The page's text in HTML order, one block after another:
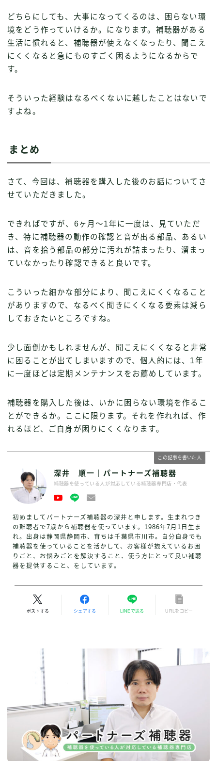
どちらにしても、大事になってくるのは、困らない環
境をどう作っていけるか。になります。補聴器がある
生活に慣れると、補聴器が使えなくなったり、聞こえ
にくくなると急にものすごく困るようになるからで
す。
そういった経験はなるべくないに越したことはないで
すよね。
まとめ
さて、今回は、補聴器を購入した後のお話についてさ
せていただきました。
できればですが、6ヶ月〜1年に一度は、見ていただ
き、特に補聴器の動作の確認と音が出る部品、あるい
は、音を拾う部品の部分に汚れが詰まったり、溜まっ
ていなかったり確認できると良いです。
こういった細かな部分により、聞こえにくくなること
がありますので、なるべく聞きにくくなる要素は減ら
しておきたいところですね。
少し面倒かもしれませんが、聞こえにくくなると非常
に困ることが出てしまいますので、個人的には、1年
に一度ほどは定期メンテナンスをお薦めしています。
補聴器を購入した後は、いかに困らない環境を作るこ
とができるか。ここに限ります。それを作れれば、作
れるほど、ご自身が困りにくくなります。
この記事を書いた人
深井 順一｜パートナーズ補聴器
補聴器を使っている人が対応している補聴器専門店・代表
初めましてパートナーズ補聴器の深井と申します。生まれつき
の難聴者で7歳から補聴器を使っています。1986年7月1日生ま
れ。出身は静岡県静岡市、育ちは千葉県市川市。自分自身でも
補聴器を使っていることを活かして、お客様が抱えているお困
りごと、お悩みごとを解決すること、使う方にとって良い補聴
器を提供すること、をしています。
ポストする シェアする LINEで送る URLをコピー